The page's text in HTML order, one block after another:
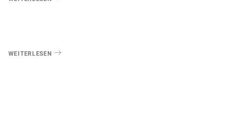
WEITERLESEN